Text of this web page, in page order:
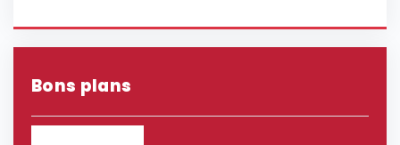
Bons plans